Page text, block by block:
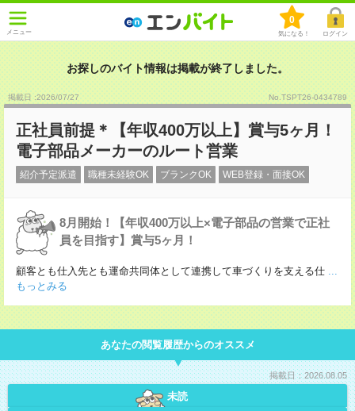
メニュー
0
気になる！ ログイン
お探しのバイト情報は掲載が終了しました。
掲載日 :2026/07/27 No.TSPT26-0434789
正社員前提＊【年収400万以上】賞与5ヶ月！
電子部品メーカーのルート営業
紹介予定派遣 職種未経験OK ブランクOK WEB登録・面接OK
8月開始！【年収400万以上×電子部品の営業で正社
員を目指す】賞与5ヶ月！
顧客とも仕入先とも運命共同体として連携して車づくりを支える仕 ...
もっとみる
あなたの閲覧履歴からのオススメ
掲載日：2026.08.05
未読